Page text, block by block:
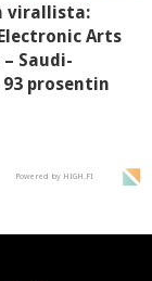
virallista:
Arts
Saudi-
prosentin
Powered by HIGH.FI